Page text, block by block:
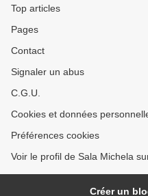
Top articles
Pages
Contact
Signaler un abus
C.G.U.
Cookies et données
Préférences cookies
Voir le profil de Sala Michela
Créer un